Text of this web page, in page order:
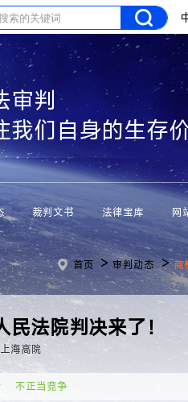
审判
我们自身的生存
裁判文书 法律宝库 网
首页 >审判动态 >商
法院判决来了！
海高院
不正当竞争